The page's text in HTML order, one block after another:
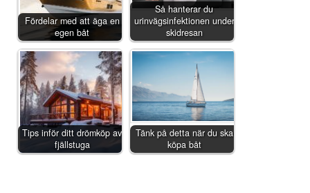
Fördelar med att äga en
egen båt
Så hanterar du
urinvägsinfektionen under
skidresan
Tips inför ditt drömköp av
fjällstuga
Tänk på detta när du ska
köpa båt